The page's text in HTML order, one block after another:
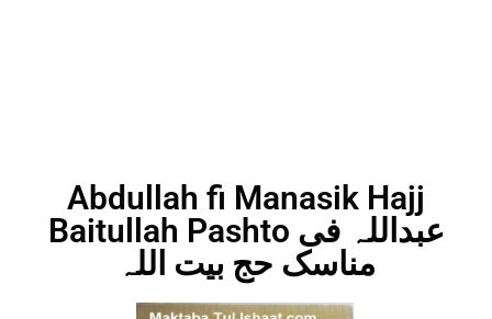
Abdullah fi Manasik Hajj
Baitullah Pashto عبداللہ فی
مناسک حج بیت اللہ